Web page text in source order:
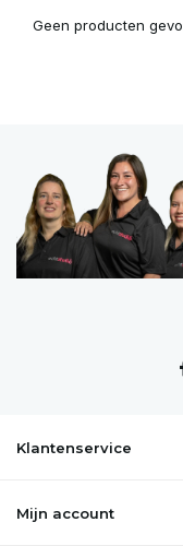
Geen producten
Klantenservice
Mijn account